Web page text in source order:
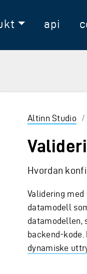
api
og Enter for å velge
Altinn Studio /
Hvordan
Validering
datamodell
datamodellen,
backend-
dynamiske